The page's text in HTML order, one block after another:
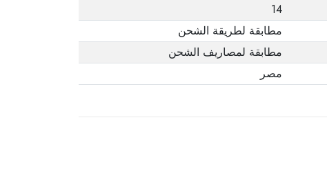
14
مطابقة لطريقة الشحن
مطابقة لمصاريف الشحن
مصر